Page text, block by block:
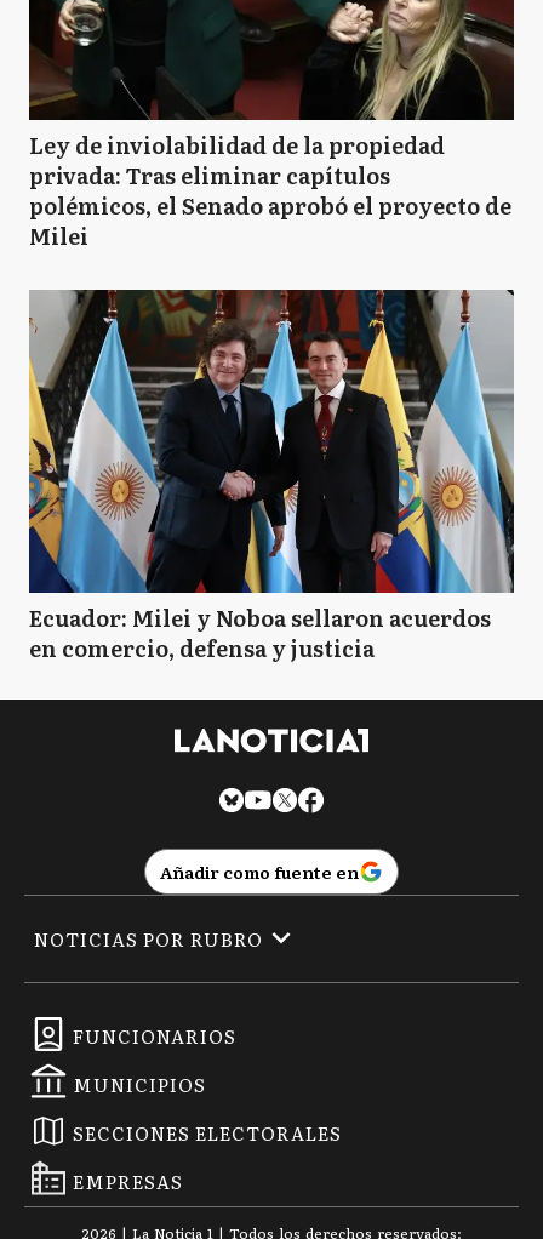
Ley de inviolabilidad de la propiedad
privada: Tras eliminar capítulos
polémicos, el Senado aprobó el proyecto de
Milei
Ecuador: Milei y Noboa sellaron acuerdos
en comercio, defensa y justicia
Añadir como fuente en
FUNCIONARIOS
MUNICIPIOS
SECCIONES ELECTORALES
EMPRESAS
NOTICIAS POR RUBRO
2026 | La Noticia 1 | Todos los derechos reservados: